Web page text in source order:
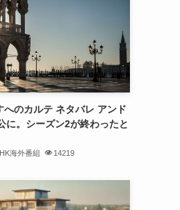
へのカルテ ネタバレ アンド
に。シーズン2が終わったと
海外番組 14219